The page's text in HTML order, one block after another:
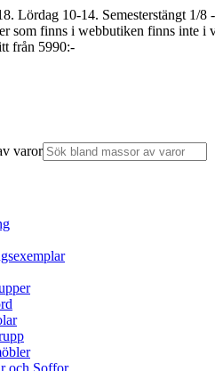
Lördag 10-14. Semesterstängt 1/8
som finns i webbutiken finns inte i
från 5990:-
varor
och Soffor